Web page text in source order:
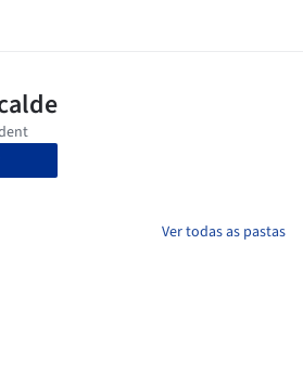
Ver todas as pastas